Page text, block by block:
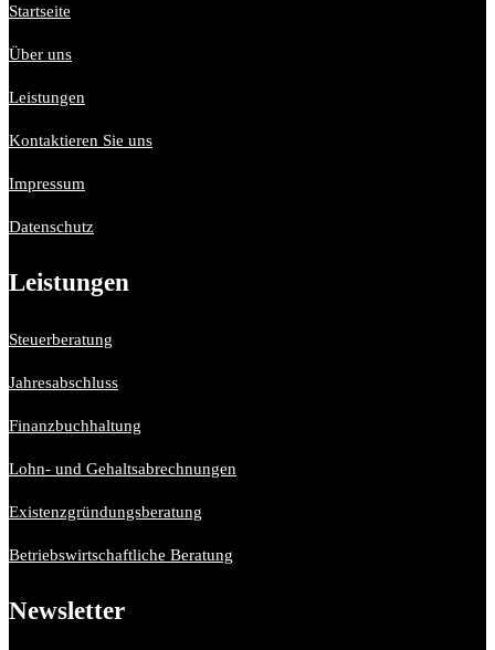
Startseite
Über uns
Leistungen
Kontaktieren Sie uns
Impressum
Datenschutz
Leistungen
Steuerberatung
Jahresabschluss
Finanzbuchhaltung
Lohn- und Gehaltsabrechnungen
Existenzgründungsberatung
Betriebswirtschaftliche Beratung
Newsletter